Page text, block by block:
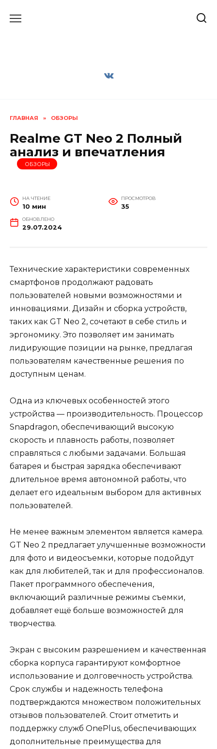
ГЛАВНАЯ » ОБЗОРЫ
Realme GT Neo 2 Полный
анализ и впечатления
ОБЗОРЫ
НА ЧТЕНИЕ
10 мин
ПРОСМОТРОВ
35
ОБНОВЛЕНО
29.07.2024
Технические характеристики современных
смартфонов продолжают радовать
пользователей новыми возможностями и
инновациями. Дизайн и сборка устройств,
таких как GT Neo 2, сочетают в себе стиль и
эргономику. Это позволяет им занимать
лидирующие позиции на рынке, предлагая
пользователям качественные решения по
доступным ценам.
Одна из ключевых особенностей этого
устройства — производительность. Процессор
Snapdragon, обеспечивающий высокую
скорость и плавность работы, позволяет
справляться с любыми задачами. Большая
батарея и быстрая зарядка обеспечивают
длительное время автономной работы, что
делает его идеальным выбором для активных
пользователей.
Не менее важным элементом является камера.
GT Neo 2 предлагает улучшенные возможности
для фото и видеосъемки, которые подойдут
как для любителей, так и для профессионалов.
Пакет программного обеспечения,
включающий различные режимы съемки,
добавляет ещё больше возможностей для
творчества.
Экран с высоким разрешением и качественная
сборка корпуса гарантируют комфортное
использование и долговечность устройства.
Срок службы и надежность телефона
подтверждаются множеством положительных
отзывов пользователей. Стоит отметить и
поддержку служб OnePlus, обеспечивающих
дополнительные преимущества для